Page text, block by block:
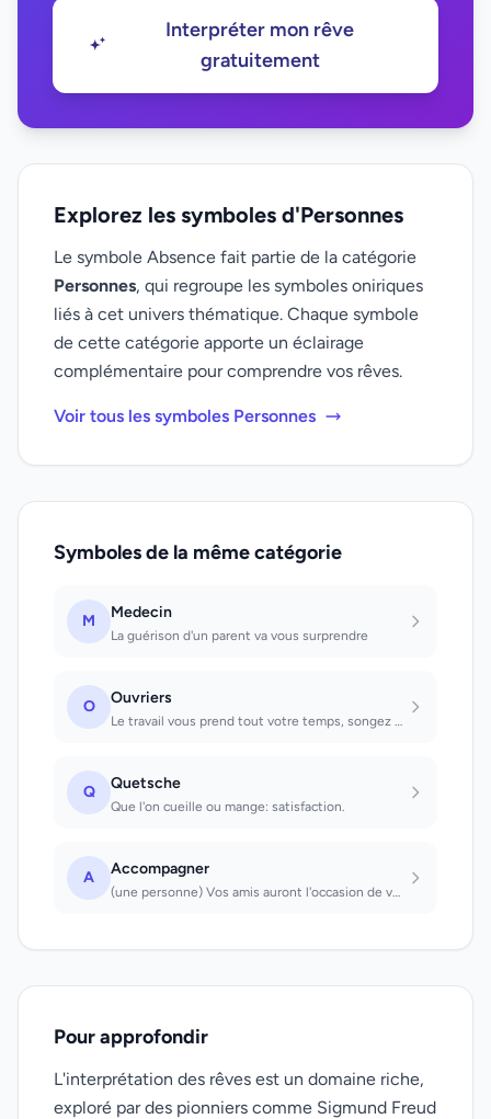
Interpréter mon rêve
gratuitement
Explorez les symboles d'Personnes
Le symbole Absence fait partie de la catégorie
Personnes, qui regroupe les symboles oniriques
liés à cet univers thématique. Chaque symbole
de cette catégorie apporte un éclairage
complémentaire pour comprendre vos rêves.
Voir tous les symboles Personnes
Symboles de la même catégorie
M Medecin
La guérison d'un parent va vous surprendre
O Ouvriers
Le travail vous prend tout votre temps, songez un peu plus à votre famille et mé...
Q Quetsche
Que l'on cueille ou mange: satisfaction.
A Accompagner
(une personne) Vos amis auront l'occasion de vous prouver leur sincérité (un enf...
Pour approfondir
L'interprétation des rêves est un domaine riche,
exploré par des pionniers comme Sigmund Freud